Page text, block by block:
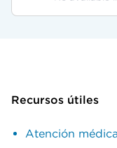
Recursos útiles
Atención